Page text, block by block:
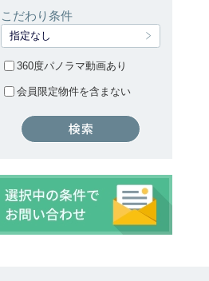
こだわり条件
指定なし
360度パノラマ動画あり
会員限定物件を含まない